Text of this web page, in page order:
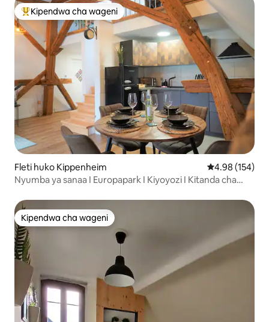
Kipendwa maarufu cha wageni
Kipendwa cha wageni
Fleti huko Kippenheim Ukadiriaji wa
4.98 (154)
Nyumba ya sanaa I Europapark I Kiyoyozi I Kitanda cha
Kipendwa cha wageni
Kipendwa cha wageni